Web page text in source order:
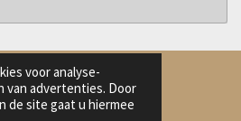
voor analyse-
advertenties. Door
de site gaat u hiermee